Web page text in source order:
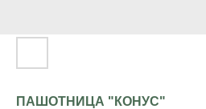
ПАШОТНИЦА "КОНУС"